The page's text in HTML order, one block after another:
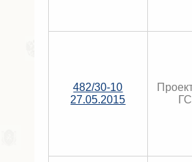
482/30-10
27.05.2015